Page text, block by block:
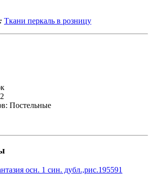
Ткани перкаль в розницу
Постельные